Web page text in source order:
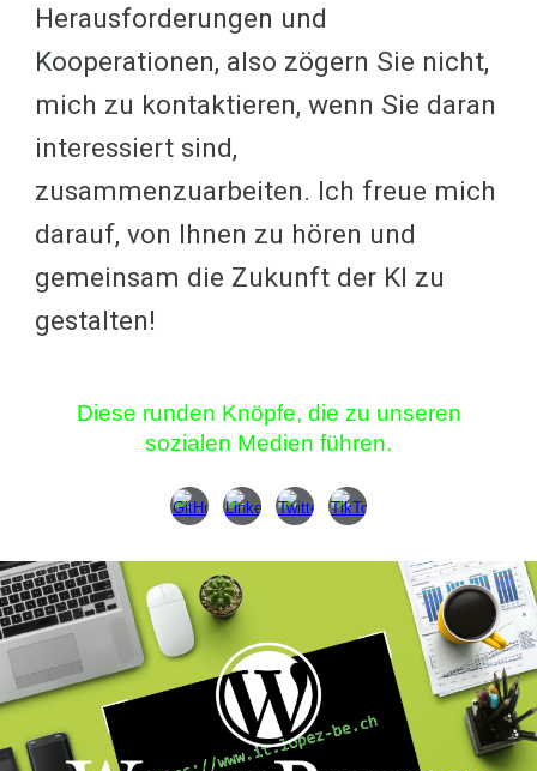
Herausforderungen und
Kooperationen, also zögern Sie nicht,
mich zu kontaktieren, wenn Sie daran
interessiert sind,
zusammenzuarbeiten. Ich freue mich
darauf, von Ihnen zu hören und
gemeinsam die Zukunft der KI zu
gestalten!
Diese runden Knöpfe, die zu unseren
sozialen Medien führen.